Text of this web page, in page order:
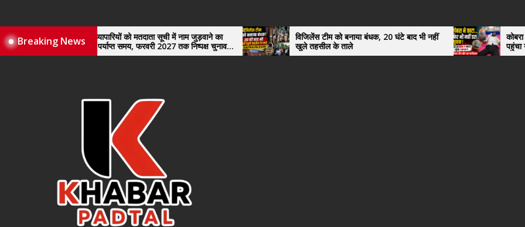
the
content
Breaking News
नए व्यापारियों को मतदाता सूची में नाम जुड़वाने का
मिले पर्याप्त समय, फरवरी 2027 तक निष्पक्ष चुनाव
कराने की उठाई मांग, सौंपा ज्ञापन।
विजिलेंस टीम को बनाया बंधक, 20 घंटे बाद भी नहीं
खुले तहसील के ताले
कोबरा ने काटा तो उसी
पहुंचा युवक, अस्पताल में
हैरान